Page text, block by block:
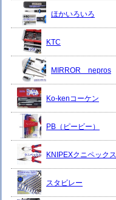
ほかいろいろ
KTC
MIRROR nepros
Ko-kenコーケン
PB（ピービー）
KNIPEXクニペックス
スタビレー